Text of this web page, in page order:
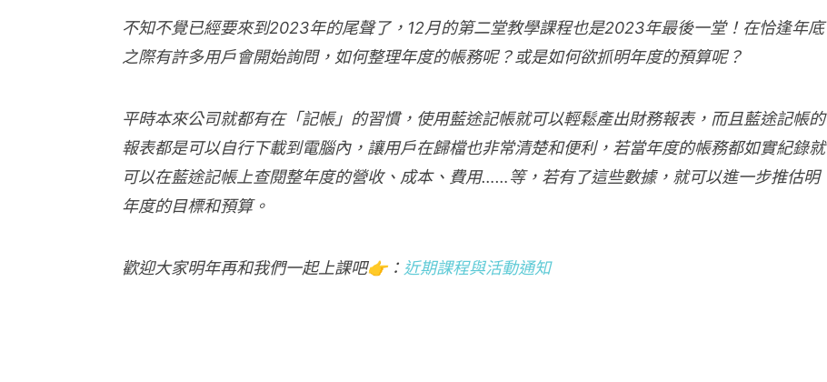
不知不覺已經要來到2023年的尾聲了，12月的第二堂教學課程也是2023年最後一堂！在恰逢年底
之際有許多用戶會開始詢問，如何整理年度的帳務呢？或是如何欲抓明年度的預算呢？
平時本來公司就都有在「記帳」的習慣，使用藍途記帳就可以輕鬆產出財務報表，而且藍途記帳的
報表都是可以自行下載到電腦內，讓用戶在歸檔也非常清楚和便利，若當年度的帳務都如實紀錄就
可以在藍途記帳上查閱整年度的營收、成本、費用……等，若有了這些數據，就可以進一步推估明
年度的目標和預算。
歡迎大家明年再和我們一起上課吧👉： 近期課程與活動通知